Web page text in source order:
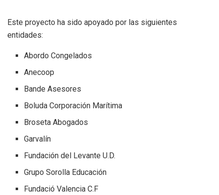
Este proyecto ha sido apoyado por las siguientes
entidades:
Abordo Congelados
Anecoop
Bande Asesores
Boluda Corporación Marítima
Broseta Abogados
Garvalín
Fundación del Levante U.D.
Grupo Sorolla Educación
Fundació Valencia C.F